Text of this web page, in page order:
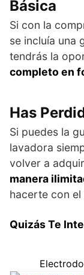
Básica
Si con la
se incluía una
tendrás la
completo en
Has
Si puedes la
lavadora
volver a
manera
hacerte con el
Quizás Te